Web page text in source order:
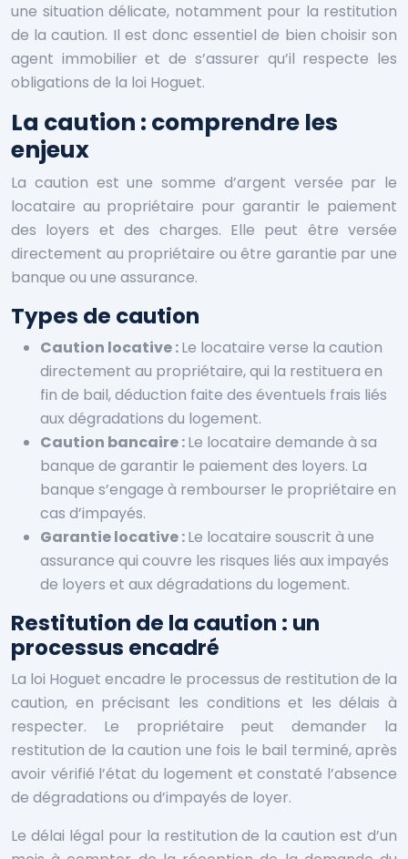
une situation délicate, notamment pour la restitution
de la caution. Il est donc essentiel de bien choisir son
agent immobilier et de s’assurer qu’il respecte les
obligations de la loi Hoguet.
La caution : comprendre les
enjeux
La caution est une somme d’argent versée par le
locataire au propriétaire pour garantir le paiement
des loyers et des charges. Elle peut être versée
directement au propriétaire ou être garantie par une
banque ou une assurance.
Types de caution
Caution locative :Le locataire verse la caution
directement au propriétaire, qui la restituera en
fin de bail, déduction faite des éventuels frais liés
aux dégradations du logement.
Caution bancaire :Le locataire demande à sa
banque de garantir le paiement des loyers. La
banque s’engage à rembourser le propriétaire en
cas d’impayés.
Garantie locative :Le locataire souscrit à une
assurance qui couvre les risques liés aux impayés
de loyers et aux dégradations du logement.
Restitution de la caution : un
processus encadré
La loi Hoguet encadre le processus de restitution de la
caution, en précisant les conditions et les délais à
respecter. Le propriétaire peut demander la
restitution de la caution une fois le bail terminé, après
avoir vérifié l’état du logement et constaté l’absence
de dégradations ou d’impayés de loyer.
Le délai légal pour la restitution de la caution est d’un